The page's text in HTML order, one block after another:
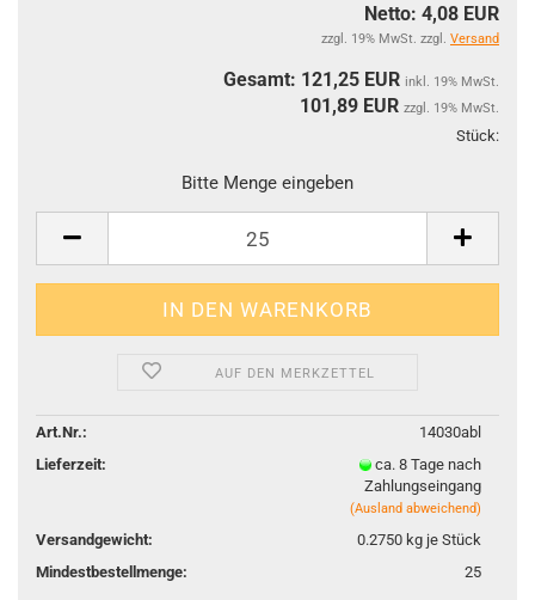
Netto: 4,08 EUR
zzgl. 19% MwSt. zzgl. Versand
Gesamt: 121,25 EUR inkl. 19% MwSt.
101,89 EUR zzgl. 19% MwSt.
Stück:
Bitte Menge eingeben
AUF DEN MERKZETTEL
Art.Nr.:
14030abl
Lieferzeit:
ca. 8 Tage nach
Zahlungseingang
(Ausland abweichend)
Versandgewicht: 0.2750kg je Stück
Mindestbestellmenge:
25